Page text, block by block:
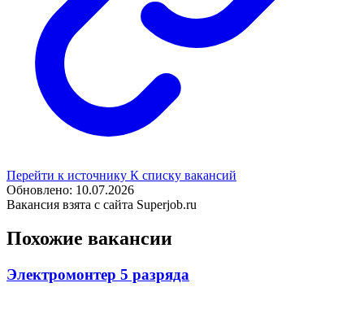
Перейти к источнику К списку вакансий
Обновлено: 10.07.2026
Вакансия взята с сайта Superjob.ru
Похожие вакансии
Электромонтер 5 разряда